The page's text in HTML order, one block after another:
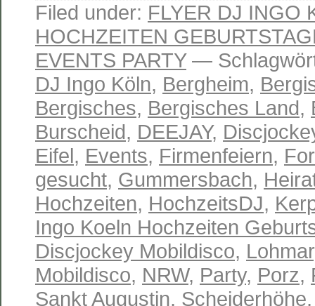
Filed under: FLYER DJ INGO
HOCHZEITEN
EVENTS PARTY—
DJ Ingo Köln, Bergheim,
Bergisches, Bergisches Land,
Burscheid, DEEJAY,
Eifel, Events, Firmenfeiern,
gesucht, Gummersbach,
Hochzeiten, HochzeitsDJ,
Ingo Koeln Hochzeiten
Discjockey Mobildisco, Lohmar
Mobildisco, NRW, Party, Porz,
Sankt Augustin, Scheiderhöhe